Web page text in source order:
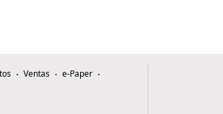
Ventas
e-Paper